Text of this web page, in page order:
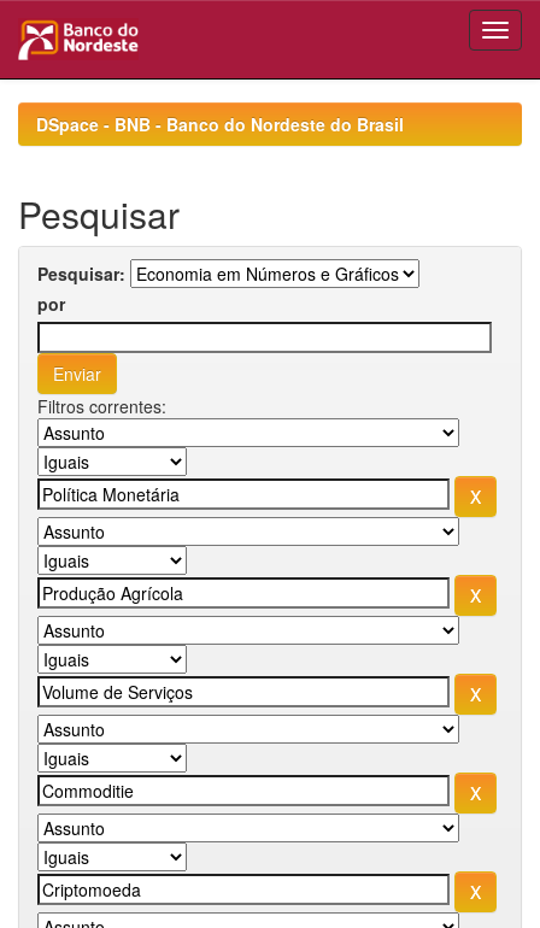
navigationDSpace - BNB - Banco do Nordeste do Brasil
Pesquisar
Pesquisar:
por
Filtros correntes: